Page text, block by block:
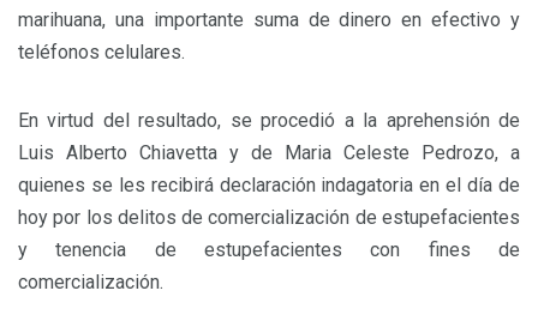
marihuana, una importante suma de dinero en efectivo y
teléfonos celulares.
En virtud del resultado, se procedió a la aprehensión de
Luis Alberto Chiavetta y de Maria Celeste Pedrozo, a
quienes se les recibirá declaración indagatoria en el día de
hoy por los delitos de comercialización de estupefacientes
y tenencia de estupefacientes con fines de
comercialización.